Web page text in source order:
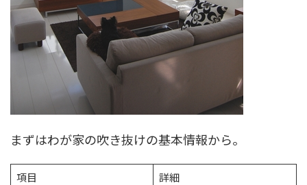
まずはわが家の吹き抜けの基本情報から。
項目
詳細